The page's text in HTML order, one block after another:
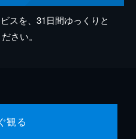
スを、31日間ゆっくりと
さい。
観る